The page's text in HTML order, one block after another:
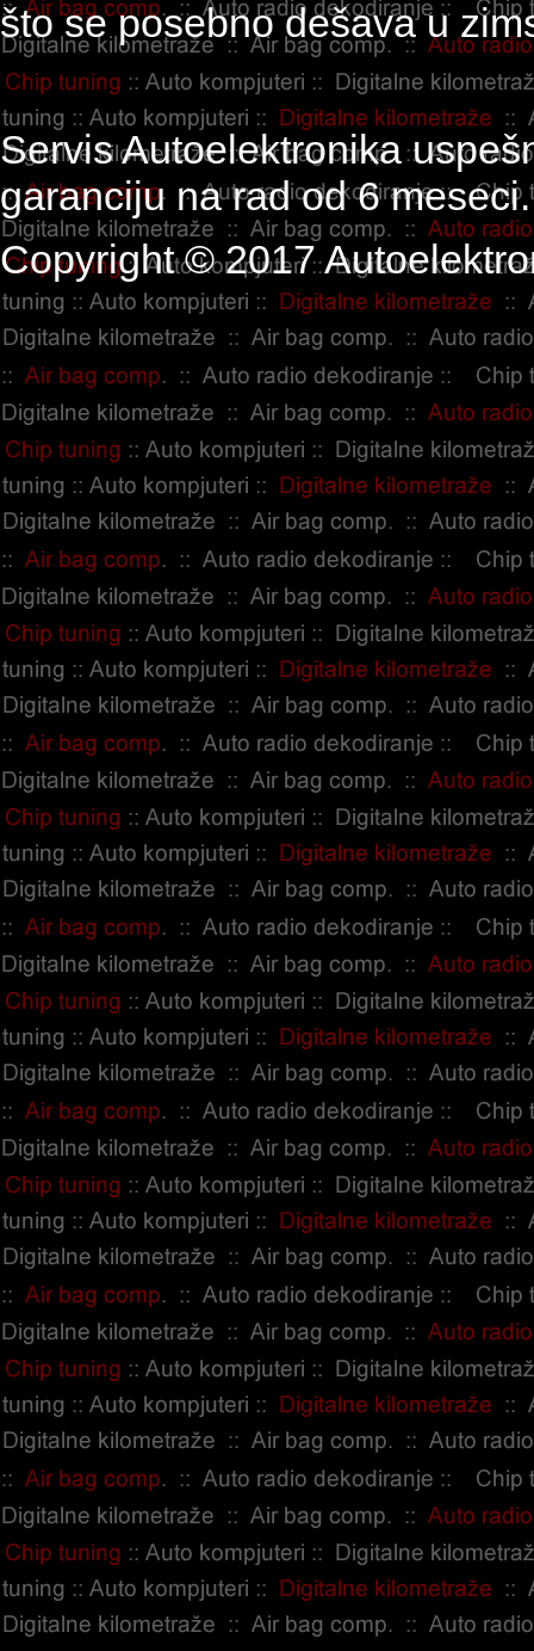
što se posebno dešava u
Servis Autoelektronika
garanciju na rad od 6 meseci.
Copyright © 2017